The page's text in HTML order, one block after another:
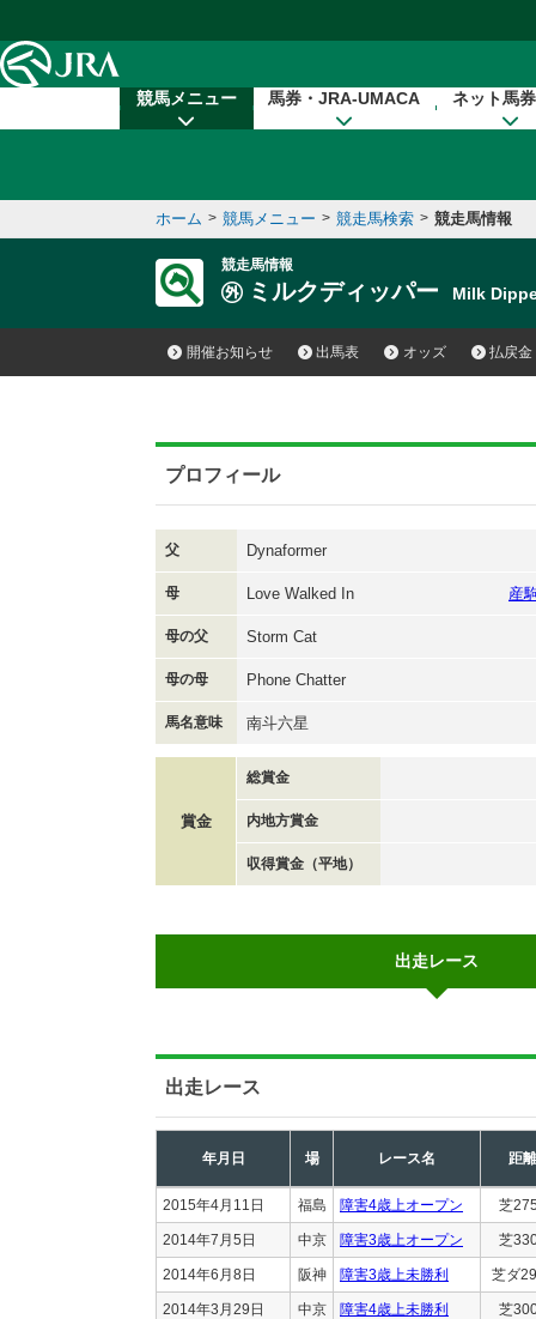
競馬メニュー 馬券・JRA-UMACA ネット馬
ホーム > 競馬メニュー > 競走馬検索 > 競走馬情報
競走馬情報
ミルクディッパー Milk
開催お知らせ 出馬表 オッズ 払戻金
プロフィール
父 Dynaformer
母 Love Walked In 産
母の父 Storm Cat
母の母 Phone Chatter
馬名意味 南斗六星
賞金
総賞金
内地方賞金
収得賞金（平地）
出走レース
出走レース
年月日 場 レース名 距離
2015年4月11日 福島 障害4歳上オープン 芝
2014年7月5日 中京 障害3歳上オープン 芝
2014年6月8日 阪神 障害3歳上未勝利 芝ダ
2014年3月29日 中京 障害4歳上未勝利 芝